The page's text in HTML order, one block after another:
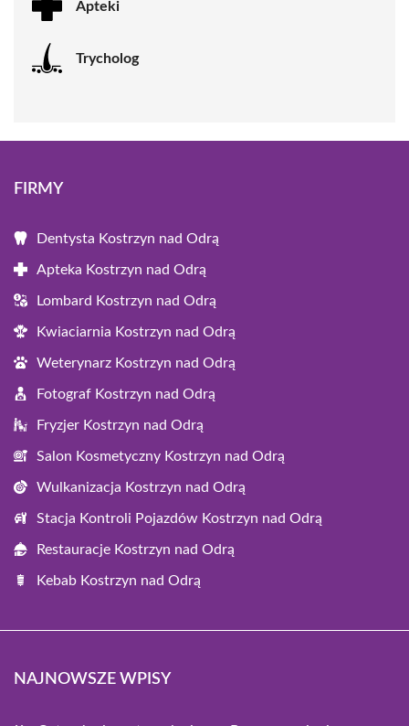
Apteki
Trycholog
FIRMY
Dentysta Kostrzyn nad Odrą
Apteka Kostrzyn nad Odrą
Lombard Kostrzyn nad Odrą
Kwiaciarnia Kostrzyn nad Odrą
Weterynarz Kostrzyn nad Odrą
Fotograf Kostrzyn nad Odrą
Fryzjer Kostrzyn nad Odrą
Salon Kosmetyczny Kostrzyn nad Odrą
Wulkanizacja Kostrzyn nad Odrą
Stacja Kontroli Pojazdów Kostrzyn nad Odrą
Restauracje Kostrzyn nad Odrą
Kebab Kostrzyn nad Odrą
NAJNOWSZE WPISY